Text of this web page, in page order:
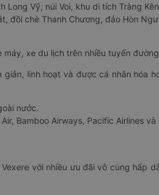
Long Vỹ, núi Voi, khu di tích Tràng
đồi chè Thanh Chương, đảo Hòn
xe du lịch trên nhiều tuyến
linh hoạt và được cá nhân hóa
nước.
Bamboo Airways, Pacific Airlines và
với nhiều ưu đãi vô cùng hấp